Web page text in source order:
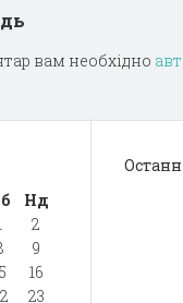
вам необхідно
Нд
2
9
16
23